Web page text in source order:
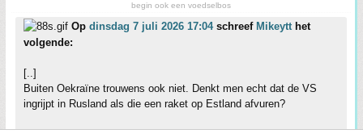
begin ook een voedselbos
Op dinsdag 7 juli 2026 17:04schreef Mikeytthet
volgende:
[..]
Buiten Oekraïne trouwens ook niet. Denkt men echt dat de VS
ingrijpt in Rusland als die een raket op Estland afvuren?